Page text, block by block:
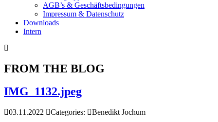
AGB’s & Geschäftsbedingungen
Impressum & Datenschutz
Downloads
Intern
FROM THE BLOG
IMG_1132.jpeg
03.11.2022 Categories: Benedikt Jochum